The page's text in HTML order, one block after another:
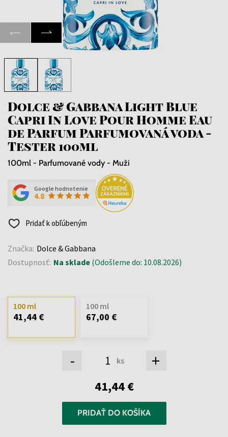
Dolce & Gabbana Light Blue
Capri In Love Pour Homme Eau
de Parfum Parfumovaná voda -
Tester 100ml
100ml - Parfumované vody - Muži
Google hodnotenie
4.8
Pridať k obľúbeným
Značka: Dolce & Gabbana
Dostupnosť: Na sklade (Odošleme do: 10.08.2026)
- ks +
100 ml
41,44 €
100 ml
67,00 €
41,44 €
PRIDAŤ DO KOŠÍKA